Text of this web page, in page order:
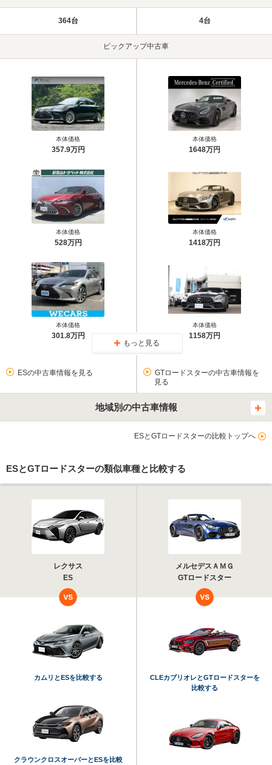
364台 4台
ピックアップ中古車
本体価格
357.9万円
本体価格
528万円
本体価格
301.8万円
本体価格
1648万円
本体価格
1418万円
本体価格
1158万円
もっと見る
ESの中古車情報を見る
GTロードスターの中古車情報を
見る
地域別の中古車情報
ESとGTロードスターの比較トップへ
ESとGTロードスターの類似車種と比較する
レクサス
ES
メルセデスＡＭＧ
GTロードスター
カムリとESを比較する
クラウンクロスオーバーとESを比較
CLEカブリオレとGTロードスターを
比較する